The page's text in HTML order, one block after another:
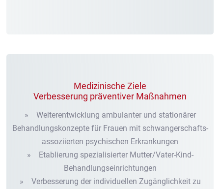
Medizinische Ziele
Verbesserung präventiver Maßnahmen
» Weiterentwicklung ambulanter und stationärer
Behandlungskonzepte für Frauen mit schwangerschafts-
assoziierten psychischen Erkrankungen
» Etablierung spezialisierter Mutter/Vater-Kind-
Behandlungseinrichtungen
» Verbesserung der individuellen Zugänglichkeit zu